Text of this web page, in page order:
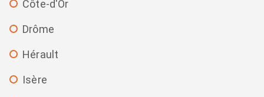
Côte-d'Or
Drôme
Hérault
Isère